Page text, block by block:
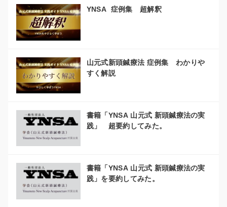
YNSA 症例集 超解釈
山元式新頭鍼療法 症例集 わかりや
すく解説
書籍「YNSA 山元式 新頭鍼療法の実
践」 超要約してみた。
書籍「YNSA 山元式 新頭鍼療法の実
践」を要約してみた。